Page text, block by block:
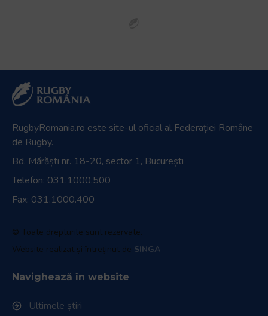
RugbyRomania.ro este site-ul oficial al Federației Române
de Rugby.
Bd. Mărăști nr. 18-20, sector 1, București
Telefon: 031.1000.500
Fax: 031.1000.400
© Toate drepturile sunt rezervate.
Website realizat și întreținut de SINGA
Navighează în website
Ultimele știri